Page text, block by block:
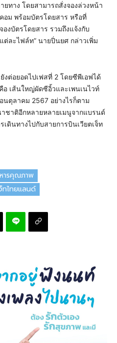
ทาง โดยสามารถสั่งจองล่วงหน้า
อม พร้อมบัตรโดยสาร หรือที่
องบัตรโดยสาร รวมถึงแจ้งกับ
ละไฟล์ท” นายปิ่นยศ กล่าวเพิ่ม
ต่อยอดไปเฟสที่ 2 โดยซีพีเอฟได้
เส้นใหญ่ผัดซีอิ้วและเพนเนไวท์
นตุลาคม 2567 อย่างไรก็ตาม
ชาติอีกหลายหลายเมนูจากแบรนด์
ดินทางไปกับสายการบินเวียตเจ็ท
ารคุณภาพ
ทไทยแลนด์